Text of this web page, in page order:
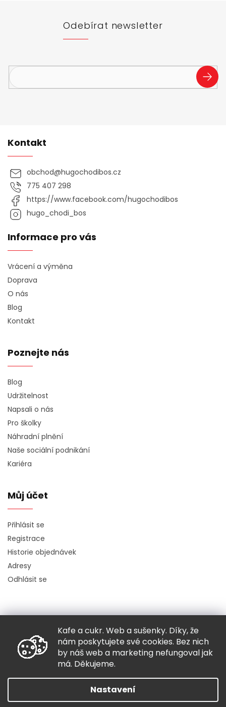
Kafe a cukr. Web a sušenky. Díky, že
nám poskytujete své cookies. Bez nich
by náš web a marketing nefungoval jak
má. Děkujeme.
Nastavení
Odebírat newsletter
SE
Kontakt
obchod@hugochodibos.cz
775 407 298
https://www.facebook.com/hugochodibos
hugo_chodi_bos
Informace pro vás
Vrácení a výměna
Doprava
O nás
Blog
Kontakt
Poznejte nás
Blog
Udržitelnost
Napsali o nás
Pro školky
Náhradní plnění
Naše sociální podnikání
Kariéra
Můj účet
Přihlásit se
Registrace
Historie objednávek
Adresy
Odhlásit se
Copyright 2026Hugo chodí bos. Všechna práva vyhrazena.
Grafický návrh vytvořil a nakódovalShoptak.cz